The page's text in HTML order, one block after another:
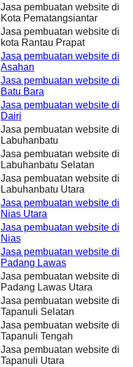
Jasa pembuatan website di
Kota Pematangsiantar
Jasa pembuatan website di
kota Rantau Prapat
Jasa pembuatan website di
Asahan
Jasa pembuatan website di
Batu Bara
Jasa pembuatan website di
Dairi
Jasa pembuatan website di
Labuhanbatu
Jasa pembuatan website di
Labuhanbatu Selatan
Jasa pembuatan website di
Labuhanbatu Utara
Jasa pembuatan website di
Nias Utara
Jasa pembuatan website di
Nias
Jasa pembuatan website di
Padang Lawas
Jasa pembuatan website di
Padang Lawas Utara
Jasa pembuatan website di
Tapanuli Selatan
Jasa pembuatan website di
Tapanuli Tengah
Jasa pembuatan website di
Tapanuli Utara